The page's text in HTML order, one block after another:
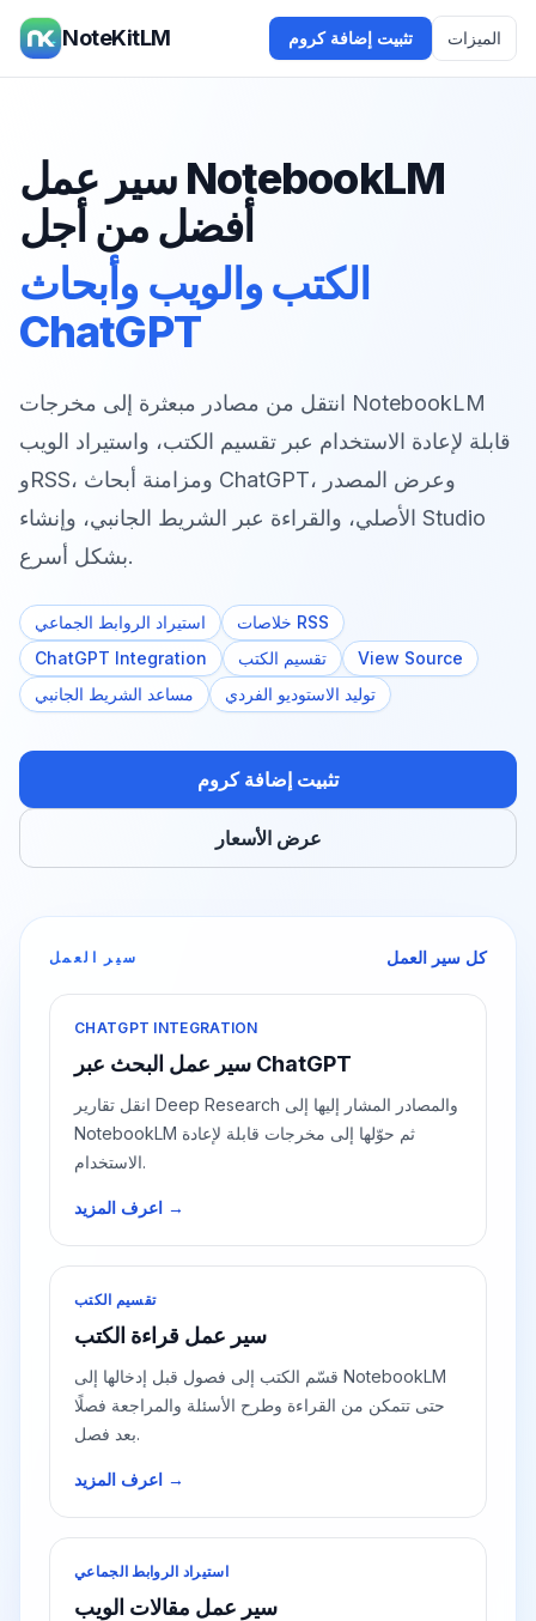
NoteKitLM تثبيت إضافة كروم الميزات
سير عمل NotebookLM
أفضل من أجل
الكتب والويب وأبحاث
ChatGPT
انتقل من مصادر مبعثرة إلى مخرجات NotebookLM
قابلة لإعادة الاستخدام عبر تقسيم الكتب، واستيراد الويب
وRSS، ومزامنة أبحاث ChatGPT، وعرض المصدر
الأصلي، والقراءة عبر الشريط الجانبي، وإنشاء Studio
بشكل أسرع.
استيراد الروابط الجماعي
خلاصات RSS
ChatGPT Integration
تقسيم الكتب
View Source
مساعد الشريط الجانبي
توليد الاستوديو الفردي
تثبيت إضافة كروم
عرض الأسعار
سير العمل كل سير العمل
CHATGPT INTEGRATION
سير عمل البحث عبر ChatGPT
انقل تقارير Deep Research والمصادر المشار إليها إلى
NotebookLM ثم حوّلها إلى مخرجات قابلة لإعادة
الاستخدام.
اعرف المزيد →
تقسيم الكتب
سير عمل قراءة الكتب
قسّم الكتب إلى فصول قبل إدخالها إلى NotebookLM
حتى تتمكن من القراءة وطرح الأسئلة والمراجعة فصلًا
بعد فصل.
اعرف المزيد →
استيراد الروابط الجماعي
سير عمل مقالات الويب